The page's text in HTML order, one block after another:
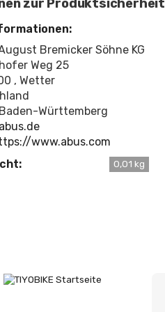
zur Produktsicherheit
Bremicker Söhne KG
Weg 25
, Wetter
Württemberg
www.abus.com
0,01 kg